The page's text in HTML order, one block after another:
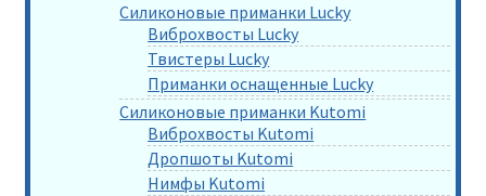
Силиконовые приманки Lucky
Виброхвосты Lucky
Твистеры Lucky
Приманки оснащенные Lucky
Силиконовые приманки Kutomi
Виброхвосты Kutomi
Дропшоты Kutomi
Нимфы Kutomi